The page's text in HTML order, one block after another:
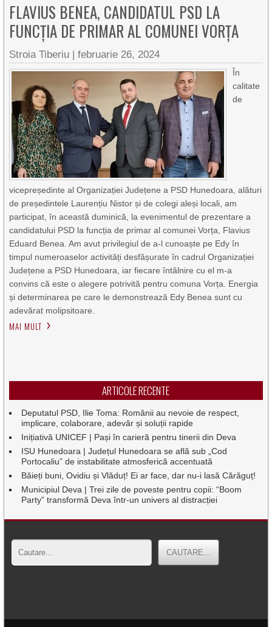
FLAVIUS BENEA, CANDIDATUL PSD LA
FUNCȚIA DE PRIMAR AL COMUNEI VORȚA
Stroia Tiberiu |februarie 26, 2024
În
calitate
de
vicepreședinte al Organizației Județene a PSD Hunedoara, alături
de președintele Laurențiu Nistor și de colegi aleși locali, am
participat, în această duminică, la evenimentul de prezentare a
candidatului PSD la funcția de primar al comunei Vorța, Flavius
Eduard Benea. Am avut privilegiul de a-l cunoaște pe Edy în
timpul numeroaselor activități desfășurate în cadrul Organizației
Județene a PSD Hunedoara, iar fiecare întâlnire cu el m-a
convins că este o alegere potrivită pentru comuna Vorța. Energia
și determinarea pe care le demonstrează Edy Benea sunt cu
adevărat molipsitoare.
MAI MULT
ARTICOLE RECENTE
Deputatul PSD, Ilie Toma: Românii au nevoie de respect,
implicare, colaborare, adevăr și soluții rapide
Inițiativă UNICEF | Pași în carieră pentru tinerii din Deva
ISU Hunedoara | Județul Hunedoara se află sub „Cod
Portocaliu” de instabilitate atmosferică accentuată
Băieți buni, Ovidiu și Vlăduț! Ei ar face, dar nu-i lasă Cărăguț!
Municipiul Deva | Trei zile de poveste pentru copii: “Boom
Party” transformă Deva într-un univers al distracției